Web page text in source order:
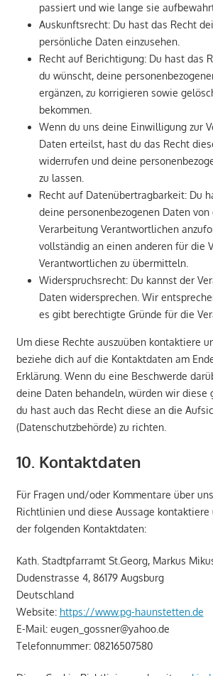
passiert und wie lange sie
Auskunftsrecht: Du hast das Recht
persönliche Daten einzusehen.
Recht auf Berichtigung: Du hast das
du wünscht, deine
ergänzen, zu korrigieren sowie
bekommen.
Wenn du uns deine Einwilligung zur
Daten erteilst, hast du das Recht
widerrufen und deine
zu lassen.
Recht auf Datenübertragbarkeit: Du
deine personenbezogenen Daten
Verarbeitung Verantwortlichen
vollständig an einen anderen für die
Verantwortlichen zu übermitteln.
Widerspruchsrecht: Du kannst der
Daten widersprechen. Wir
es gibt berechtigte Gründe für die
Um diese Rechte auszuüben kontaktiere
beziehe dich auf die Kontaktdaten am
Erklärung. Wenn du eine Beschwerde
deine Daten behandeln, würden wir diese
du hast auch das Recht diese an die
(Datenschutzbehörde) zu richten.
10. Kontaktdaten
Für Fragen und/oder Kommentare über
Richtlinien und diese Aussage
der folgenden Kontaktdaten:
Kath. Stadtpfarramt St.Georg, Markus
Dudenstrasse 4, 86179 Augsburg
Deutschland
Website: https://www.pg-haunstetten.de
E-Mail: eugen_gossner@yahoo.de
Telefonnummer: 08216507580